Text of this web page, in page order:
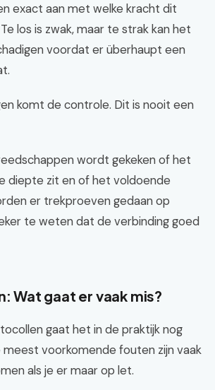
exact aan met welke kracht dit
los is zwak, maar te strak kan het
voordat er überhaupt een
komt de controle. Dit is nooit een
wordt gekeken of het
diepte zit en of het voldoende
er trekproeven gedaan op
te weten dat de verbinding goed
Wat gaat er vaak mis?
gaat het in de praktijk nog
meest voorkomende fouten zijn vaak
als je er maar op let.